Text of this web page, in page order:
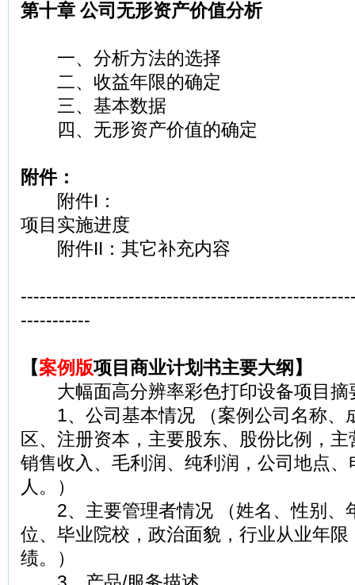
第十章 公司无形资产价值分析
一、分析方法的选择
二、收益年限的确定
三、基本数据
四、无形资产价值的确定
附件：
附件I：
项目实施进度
附件II：其它补充内容
-----------
【案例版项目商业计划书主要大纲】
大幅面高分辨率彩色打印设备项目摘
1、公司基本情况 （案例公司名称、
区、注册资本，主要股东、股份比例，
销售收入、毛利润、纯利润，公司地点
人。）
2、主要管理者情况 （姓名、性别、
位、毕业院校，政治面貌，行业从业年
绩。）